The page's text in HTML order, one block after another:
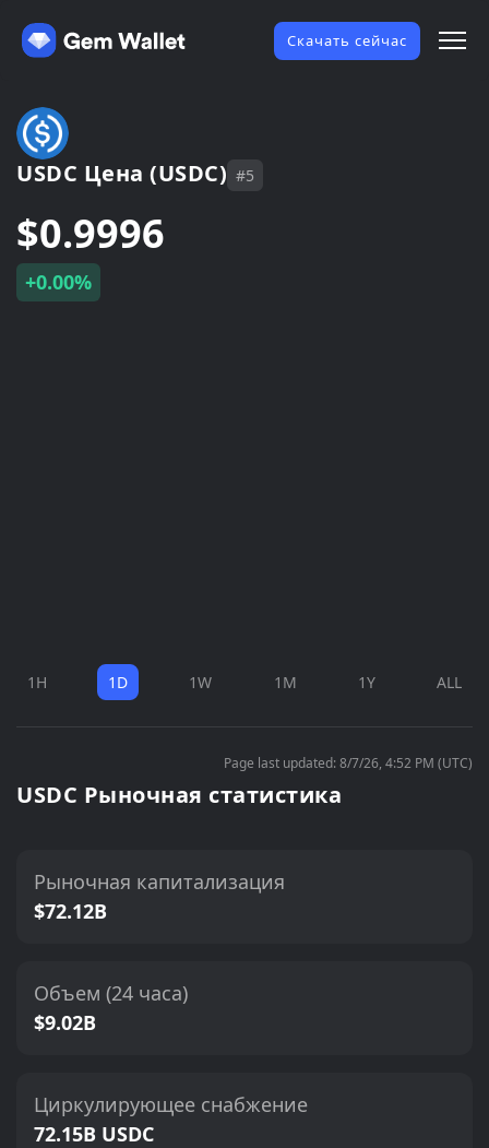
Скачать сейчас
USDC Цена (USDC) #5
$0.9996
+0.00%
1H 1D 1W 1M 1Y ALL
Page last updated: 8/7/26, 4:52 PM (UTC)
USDC Рыночная статистика
Рыночная капитализация
$72.12B
Объем (24 часа)
$9.02B
Циркулирующее снабжение
72.15B USDC